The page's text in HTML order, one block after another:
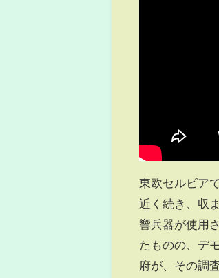
東欧セルビア
近く続き、収
響兵器が使用
たものの、デ
府が、その調